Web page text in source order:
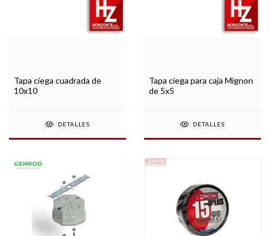
Tapa ciega cuadrada de
10x10
DETALLES
Tapa ciega para caja Mignon
de 5x5
DETALLES